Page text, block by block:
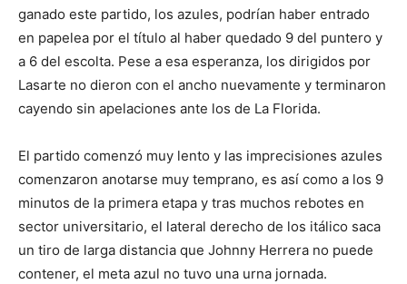
ganado este partido, los azules, podrían haber entrado
en papelea por el título al haber quedado 9 del puntero y
a 6 del escolta. Pese a esa esperanza, los dirigidos por
Lasarte no dieron con el ancho nuevamente y terminaron
cayendo sin apelaciones ante los de La Florida.
El partido comenzó muy lento y las imprecisiones azules
comenzaron anotarse muy temprano, es así como a los 9
minutos de la primera etapa y tras muchos rebotes en
sector universitario, el lateral derecho de los itálico saca
un tiro de larga distancia que Johnny Herrera no puede
contener, el meta azul no tuvo una urna jornada.